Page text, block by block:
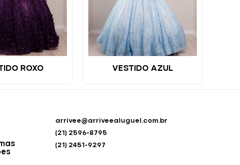
ROXO VESTIDO AZUL
arrivee@arriveealuguel.com.br
(21) 2596-8795
(21) 2451-9297